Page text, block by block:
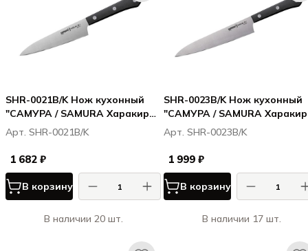
SHR-0021B/K Нож кухонный
"САМУРА / SAMURA Харакири /
Harakiri" универсальный 120
мм, корроз.-стойкая сталь,
ABS пластик
Арт. SHR-0021B/K
1 682 ₽
В корзину
В наличии 20 шт.
SHR-0023B/K Нож кухонный
"САМУРА / SAMURA
Harakiri" универсальный 150
мм, корроз.-стойкая сталь,
ABS пластик
Арт. SHR-0023B/K
1 999 ₽
В корзину
В наличии 17 шт.